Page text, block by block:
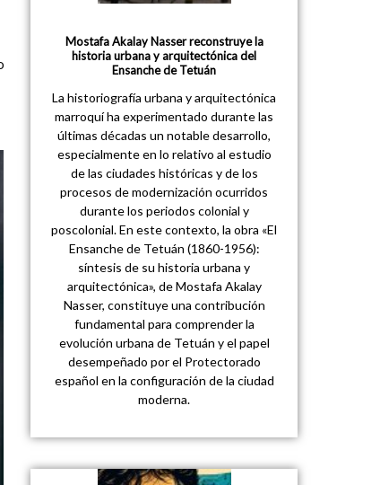
Mostafa Akalay Nasser reconstruye la
historia urbana y arquitectónica del
Ensanche de Tetuán
La historiografía urbana y arquitectónica
marroquí ha experimentado durante las
últimas décadas un notable desarrollo,
especialmente en lo relativo al estudio
de las ciudades históricas y de los
procesos de modernización ocurridos
durante los periodos colonial y
poscolonial. En este contexto, la obra «El
Ensanche de Tetuán (1860-1956):
síntesis de su historia urbana y
arquitectónica», de Mostafa Akalay
Nasser, constituye una contribución
fundamental para comprender la
evolución urbana de Tetuán y el papel
desempeñado por el Protectorado
español en la configuración de la ciudad
moderna.